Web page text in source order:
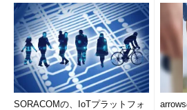
SORACOMの、IoTプラットフォ